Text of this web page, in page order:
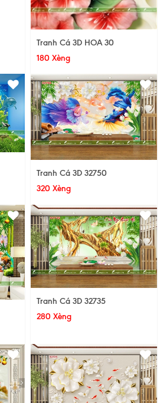
Tranh Cá 3D HOA 30
180 Xèng
Tranh Cá 3D 32750
320 Xèng
Tranh Cá 3D 32735
280 Xèng